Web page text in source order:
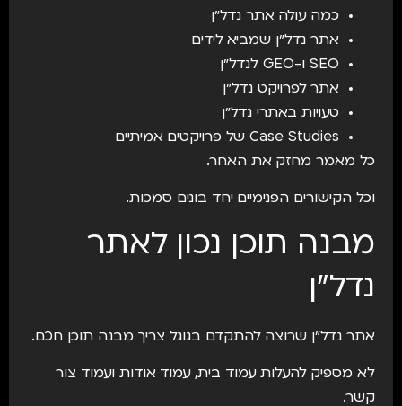
כמה עולה אתר נדל״ן
אתר נדל״ן שמביא לידים
SEO ו-GEO לנדל״ן
אתר לפרויקט נדל״ן
טעויות באתרי נדל״ן
Case Studies של פרויקטים אמיתיים
כל מאמר מחזק את האחר.
וכל הקישורים הפנימיים יחד בונים סמכות.
מבנה תוכן נכון לאתר
נדל״ן
אתר נדל״ן שרוצה להתקדם בגוגל צריך מבנה תוכן חכם.
לא מספיק להעלות עמוד בית, עמוד אודות ועמוד צור
קשר.